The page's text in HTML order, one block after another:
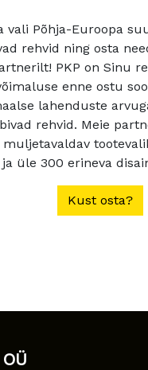
vali Põhja-Euroopa
rehvid ning osta
PKP on Sinu
enne ostu
lahenduste
rehvid. Meie
üle 300 erineva
Kust osta?